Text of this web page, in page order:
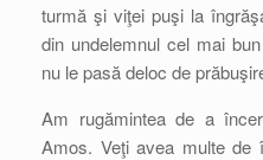
turmă şi viţei puşi la
din undelemnul cel mai
nu le pasă deloc de
Am rugămintea de a
Amos. Veţi avea multe